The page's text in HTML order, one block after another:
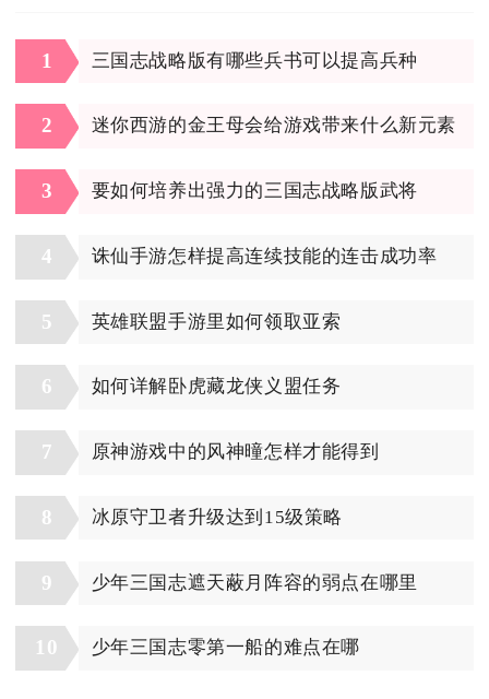
1 三国志战略版有哪些兵书可以提高兵种
2 迷你西游的金王母会给游戏带来什么新元素
3 要如何培养出强力的三国志战略版武将
4 诛仙手游怎样提高连续技能的连击成功率
5 英雄联盟手游里如何领取亚索
6 如何详解卧虎藏龙侠义盟任务
7 原神游戏中的风神曈怎样才能得到
8 冰原守卫者升级达到15级策略
9 少年三国志遮天蔽月阵容的弱点在哪里
10 少年三国志零第一船的难点在哪